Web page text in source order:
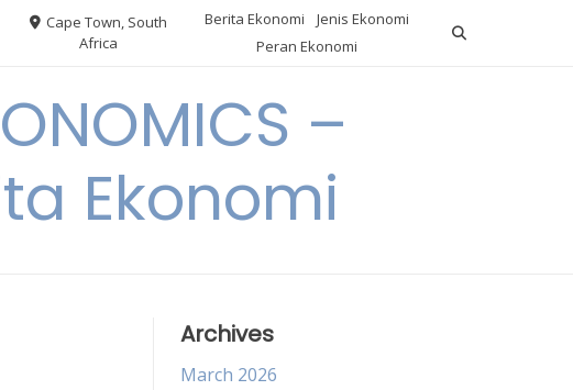
Cape Town, South
Africa
Berita Ekonomi
Jenis Ekonomi
Peran Ekonomi
–
Ekonomi
Archives
March 2026